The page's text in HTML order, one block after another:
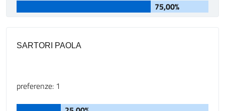
75,00%
SARTORI PAOLA
preferenze: 1